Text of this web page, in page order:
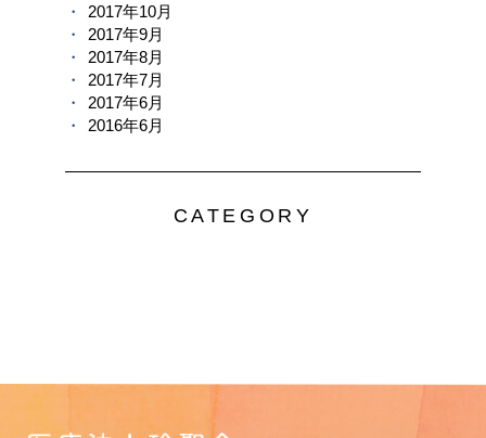
2017年10月
2017年9月
2017年8月
2017年7月
2017年6月
2016年6月
CATEGORY